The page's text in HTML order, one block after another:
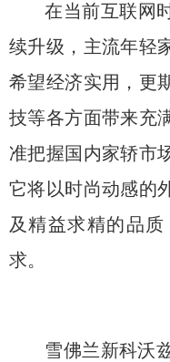
在当前互联网
续升级，主流年轻
希望经济实用，更
技等各方面带来充
准把握国内家轿市
它将以时尚动感的
及精益求精的品
求。
雪佛兰新科沃